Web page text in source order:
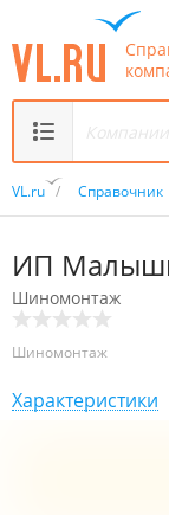
VL.ru / Справочник
ИП
Шиномонтаж
Шиномонтаж
Характеристики